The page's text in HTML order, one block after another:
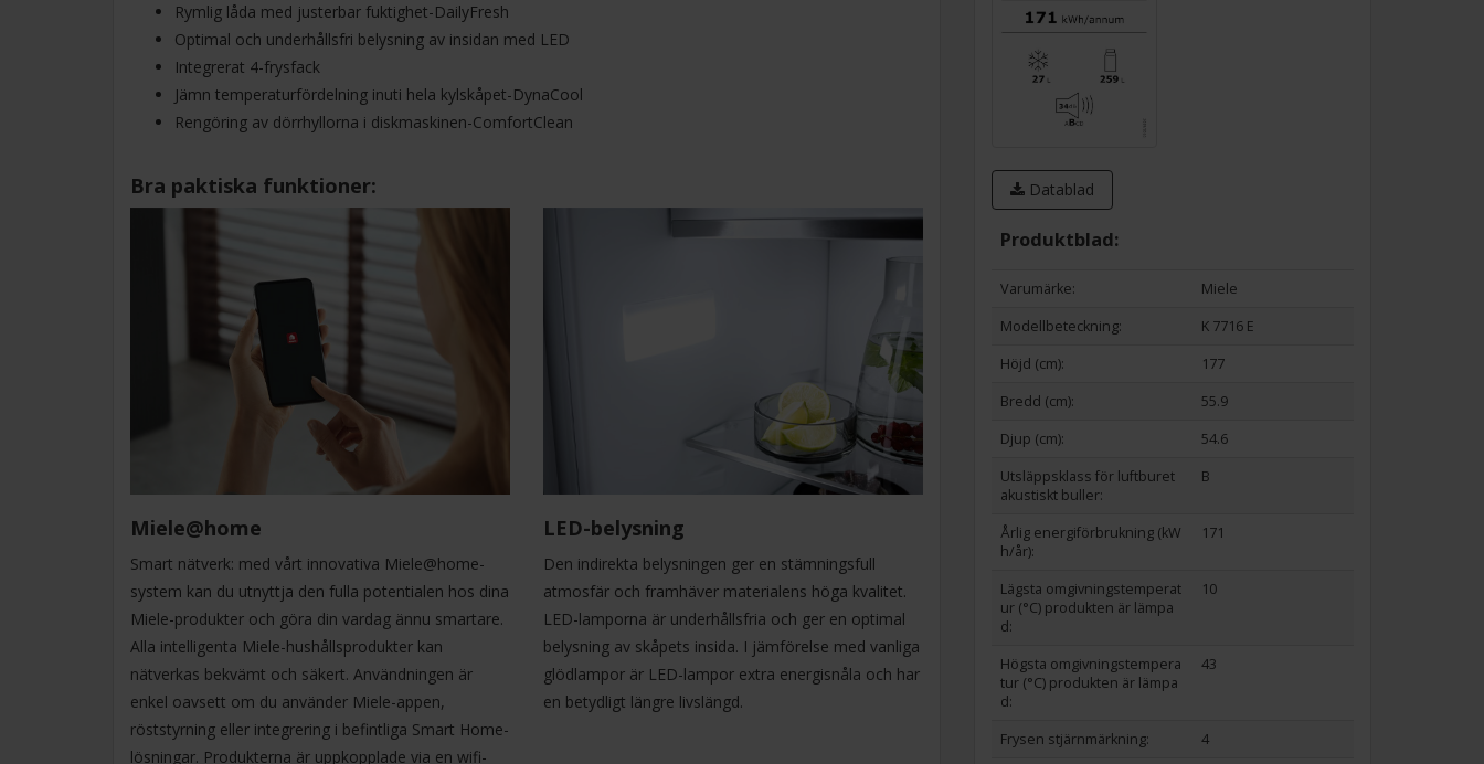
Rymlig låda med justerbar fuktighet-DailyFresh
Optimal och underhållsfri belysning av insidan med LED
Integrerat 4-frysfack
Jämn temperaturfördelning inuti hela kylskåpet-DynaCool
Rengöring av dörrhyllorna i diskmaskinen-ComfortClean
Bra paktiska funktioner:
Miele@home
Smart nätverk: med vårt innovativa Miele@home-
system kan du utnyttja den fulla potentialen hos dina
Miele-produkter och göra din vardag ännu smartare.
Alla intelligenta Miele-hushållsprodukter kan
nätverkas bekvämt och säkert. Användningen är
enkel oavsett om du använder Miele-appen,
röststyrning eller integrering i befintliga Smart Home-
lösningar. Produkterna är uppkopplade via en wifi-
LED-belysning
Den indirekta belysningen ger en stämningsfull
atmosfär och framhäver materialens höga kvalitet.
LED-lamporna är underhållsfria och ger en optimal
belysning av skåpets insida. I jämförelse med vanliga
glödlampor är LED-lampor extra energisnåla och har
en betydligt längre livslängd.
Datablad
Produktblad:
Varumärke:
Miele
Modellbeteckning:
K 7716 E
Höjd (cm):
177
Bredd (cm):
55.9
Djup (cm):
54.6
Utsläppsklass för luftburet
akustiskt buller:
B
Årlig energiförbrukning (kW
h/år):
171
Lägsta omgivningstemperat
ur (°C) produkten är lämpa
d:
10
Högsta omgivningstempera
tur (°C) produkten är lämpa
d:
43
Frysen stjärnmärkning:
4